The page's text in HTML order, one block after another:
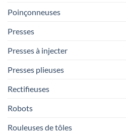
Poinçonneuses
Presses
Presses à injecter
Presses plieuses
Rectifieuses
Robots
Rouleuses de tôles